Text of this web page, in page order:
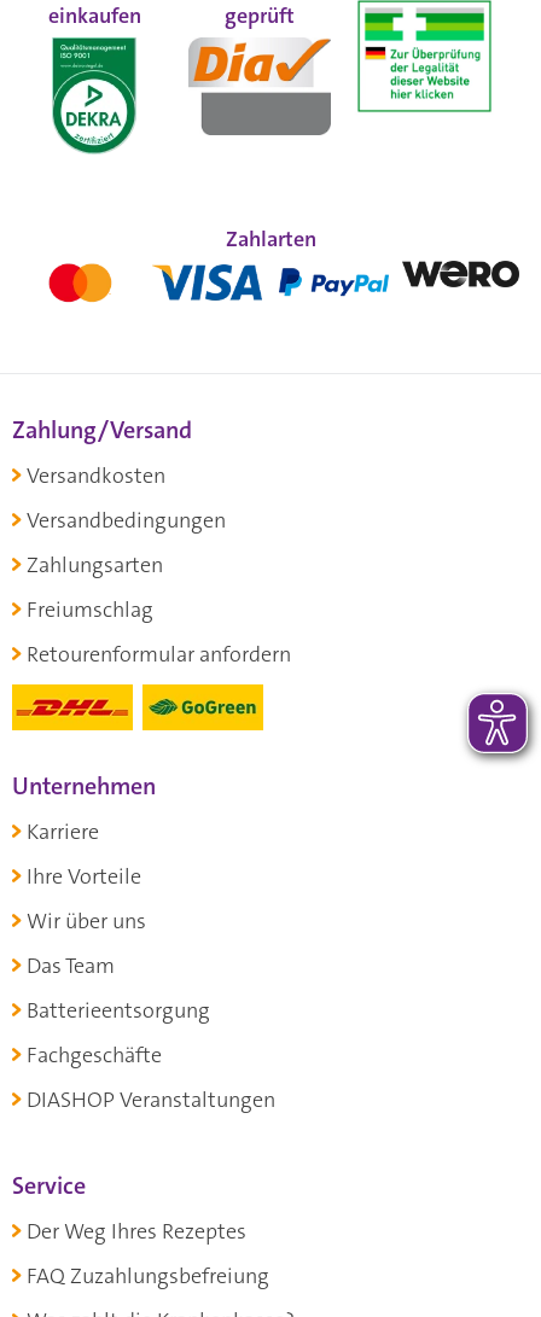
einkaufen
geprüft
Zahlarten
Zahlung/Versand
Versandkosten
Versandbedingungen
Zahlungsarten
Freiumschlag
Retourenformular anfordern
Unternehmen
Karriere
Ihre Vorteile
Wir über uns
Das Team
Batterieentsorgung
Fachgeschäfte
DIASHOP Veranstaltungen
Service
Der Weg Ihres Rezeptes
FAQ Zuzahlungsbefreiung